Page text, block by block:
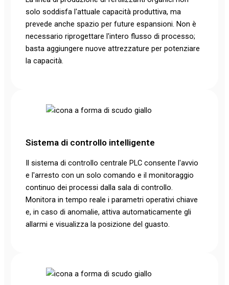
solo soddisfa l'attuale capacità produttiva, ma
prevede anche spazio per future espansioni. Non è
necessario riprogettare l'intero flusso di processo;
basta aggiungere nuove attrezzature per potenziare
la capacità.
Sistema di controllo intelligente
Il sistema di controllo centrale PLC consente l'avvio
e l'arresto con un solo comando e il monitoraggio
continuo dei processi dalla sala di controllo.
Monitora in tempo reale i parametri operativi chiave
e, in caso di anomalie, attiva automaticamente gli
allarmi e visualizza la posizione del guasto.